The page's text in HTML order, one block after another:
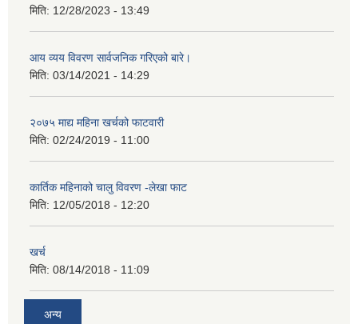
मिति: 12/28/2023 - 13:49
आय व्यय विवरण सार्वजनिक गरिएको बारे।
मिति: 03/14/2021 - 14:29
२०७५ माद्य महिना खर्चको फाटवारी
मिति: 02/24/2019 - 11:00
कार्तिक महिनाको चालु विवरण -लेखा फाट
मिति: 12/05/2018 - 12:20
खर्च
मिति: 08/14/2018 - 11:09
अन्य